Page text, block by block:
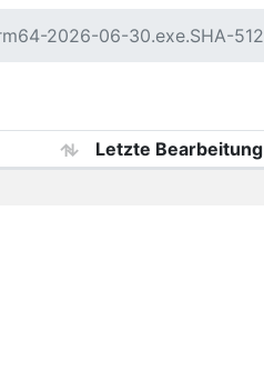
2026-06-30.exe.SHA-512
Letzte Bearbeitung